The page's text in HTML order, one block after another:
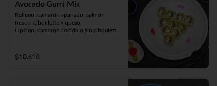
Avocado Gumi Mix
Relleno: camarón apanado, salmón
fresco, ciboulette y queso.
Opción: camarón cocido o sin ciboulette
$10.618